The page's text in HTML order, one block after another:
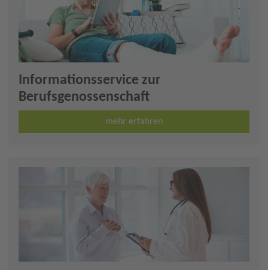
Informationsservice zur
Berufsgenossenschaft
mehr erfahren